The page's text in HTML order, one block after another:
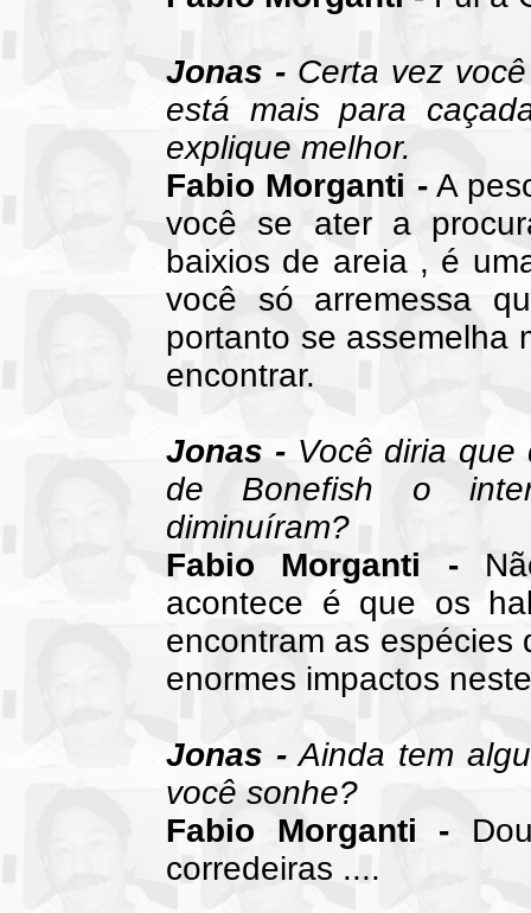
Jonas - Certa vez
está mais para
explique melhor.
Fabio Morganti -A
você se ater a
baixios de areia , é
você só arremessa
portanto se assemelha
encontrar.
Jonas -Você diria que
de Bonefish o
diminuíram?
Fabio Morganti -
acontece é que os
encontram as espécies
enormes impactos
Jonas -Ainda tem
você sonhe?
Fabio Morganti -
corredeiras ....